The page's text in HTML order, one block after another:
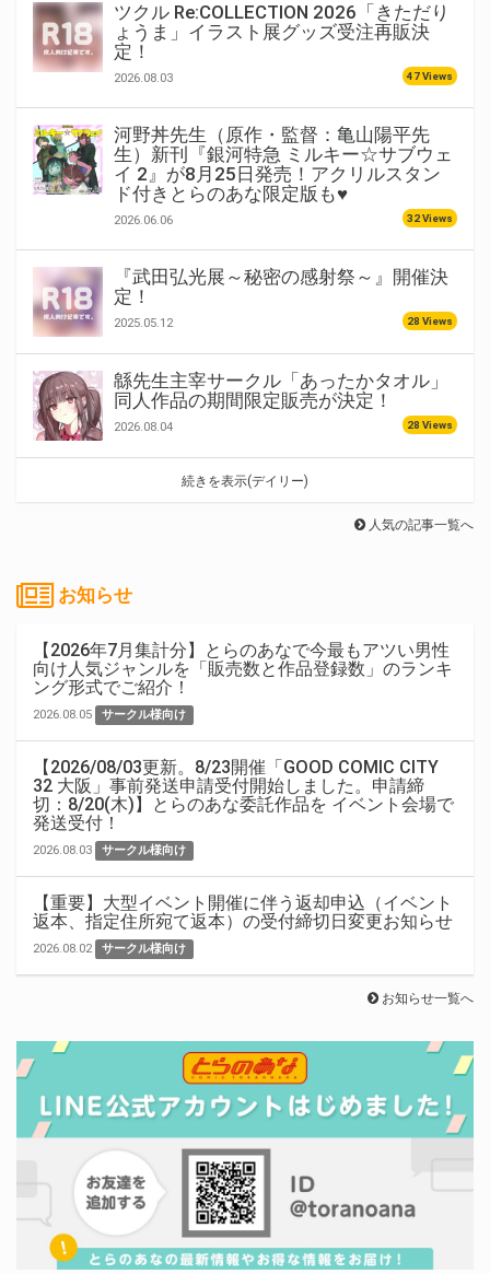
ツクル Re:COLLECTION 2026「きただり
ょうま」イラスト展グッズ受注再販決
定！
2026.08.03 47 Views
河野丼先生（原作・監督：亀山陽平先
生）新刊『銀河特急 ミルキー☆サブウェ
イ 2』が8月25日発売！アクリルスタン
ド付きとらのあな限定版も♥
2026.06.06 32 Views
『武田弘光展～秘密の感射祭～』開催決
定！
2025.05.12 28 Views
緜先生主宰サークル「あったかタオル」
同人作品の期間限定販売が決定！
2026.08.04 28 Views
続きを表示(デイリー)
人気の記事一覧へ
お知らせ
【2026年7月集計分】とらのあなで今最もアツい男性
向け人気ジャンルを「販売数と作品登録数」のランキ
ング形式でご紹介！
2026.08.05 サークル様向け
【2026/08/03更新。8/23開催「GOOD COMIC CITY
32 大阪」事前発送申請受付開始しました。申請締
切：8/20(木)】とらのあな委託作品を イベント会場で
発送受付！
2026.08.03 サークル様向け
【重要】大型イベント開催に伴う返却申込（イベント
返本、指定住所宛て返本）の受付締切日変更お知らせ
2026.08.02 サークル様向け
お知らせ一覧へ